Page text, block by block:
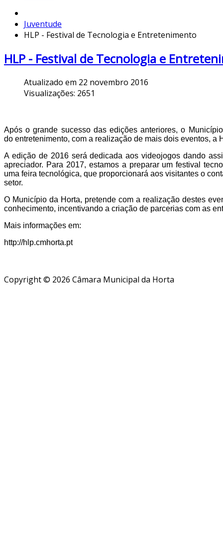
Juventude
HLP - Festival de Tecnologia e Entretenimento
HLP - Festival de Tecnologia e
Atualizado em 22 novembro 2016
Visualizações: 2651
Após o grande sucesso das edições anteriores, o
do entretenimento, com a realização de mais dois eventos,
A edição de 2016 será dedicada aos videojogos dando
apreciador. Para 2017, estamos a preparar um festival
uma feira tecnológica, que proporcionará aos visitantes o
setor.
O Município da Horta, pretende com a realização destes
conhecimento, incentivando a criação de parcerias com as
Mais informações em:
http://hlp.cmhorta.pt
Copyright © 2026 Câmara Municipal da Horta